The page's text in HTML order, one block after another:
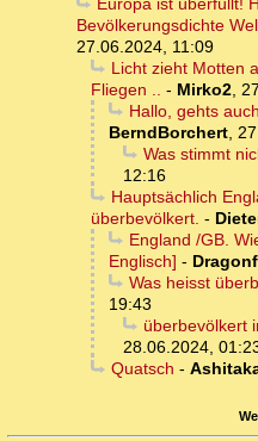
Europa ist überfüllt!
Bevölkerungsdichte
27.06.2024, 11:09
Licht zieht Motten
Fliegen .. - Mirko2,
Hallo, gehts
BerndBorchert,
Was stimmt
12:16
Hauptsächlich
überbevölkert. -
England /GB.
Englisch] -
Was heisst
19:43
überbevölkert
28.06.2024,
Quatsch -